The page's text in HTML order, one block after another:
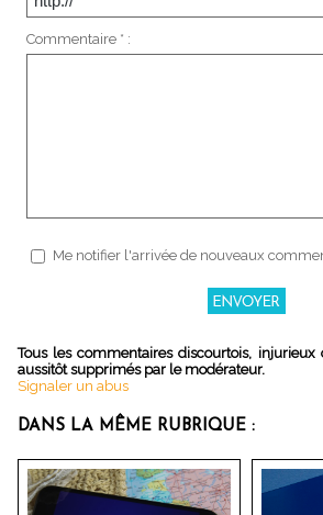
Commentaire * :
Me notifier l'arrivée de nouveaux
Tous les commentaires discourtois, injurieux
aussitôt supprimés par le modérateur.
Signaler un abus
DANS LA MÊME RUBRIQUE :